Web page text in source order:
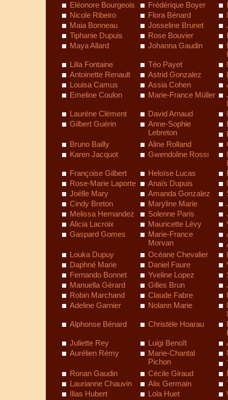
Eléonore Bourgeois
Frédérique Boyer
Nicole Ribeiro
Flora Bénard
Maia Bonneau
Josseline Brunet
Tiphanie Dupuis
Rose Bouvier
Maya Allard
Johanna Gaudin
Lilia Fontaine
Téo Payet
Antoinette Renault
Astrid Gonzalez
Louisa Camus
Assia Cohen
Emeline Coulon
Marie-France Müller
Laurène Clément
David Arnaud
Gilbert Guérin
Anne-Sophie
Lebreton
Bruno Bailly
Aline Rolland
Karen Jacquot
Gwendoline Rossi
Françoise Gilbert
Heloïse Lucas
Rose-Marie Laporte
Anaïs Dupuis
Joëlle Mary
Amanda Gonzalez
Cindy Breton
Maryline Marie
Melissa Hernandez
Solenne Paris
Alicia Lacroix
Mauricette Lévy
Gaspard Gomes
Marie-France
Morvan
Louka Dupuy
Océane Chevalier
Daphné Marie
Daniel Faure
Fernando Bonnet
Yveline Lopez
Manuella Gérard
Gilles Brun
Robin Marchand
Claude Fabre
Adeline Garnier
Nolann Marie
Alphonse Bénard
Christèle Hoarau
Juliette Rey
Luigi Benoît
Aurélien Rémy
Marie-Chantal
Pichon
Ronan Gaudin
Cécile Giraud
Laurianne Chauvin
Alix Germain
Ilias Hubert
Lola Huet